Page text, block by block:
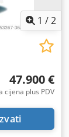
1 /2
47.900 €
cijena plus PDV